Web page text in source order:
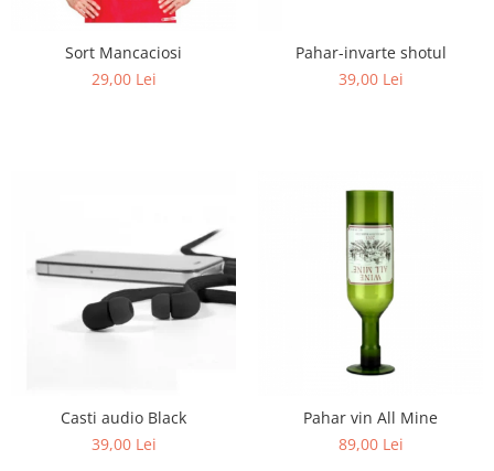
Sort Mancaciosi
29,00 Lei
Pahar-invarte shotul
39,00 Lei
Casti audio Black
39,00 Lei
Pahar vin All Mine
89,00 Lei